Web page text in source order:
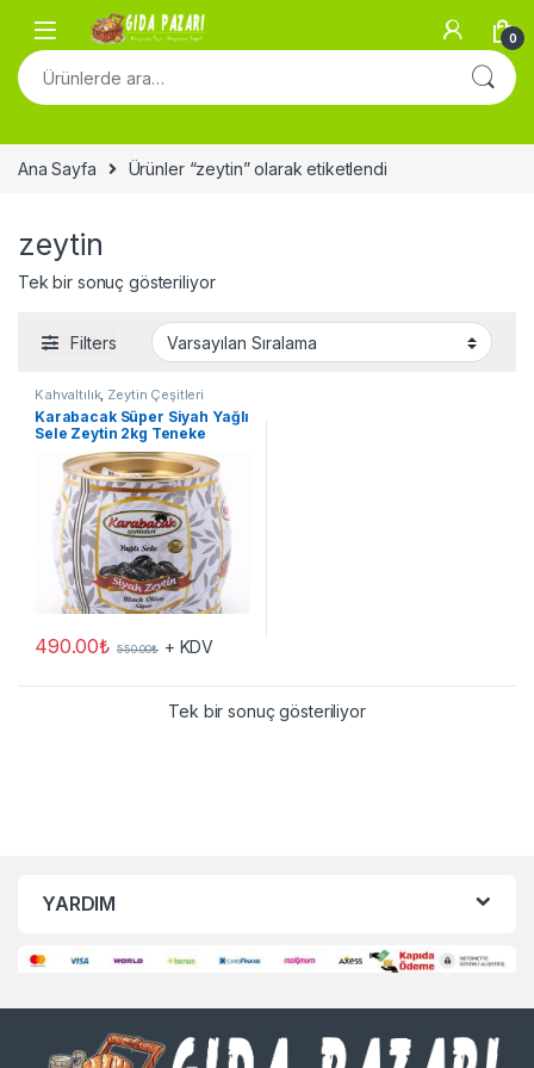
Skip to navigation
Skip to content
0
Ara:
Ana Sayfa Ürünler “zeytin” olarak etiketlendi
zeytin
Tek bir sonuç gösteriliyor
Filters
Kahvaltılık, Zeytin Çeşitleri
Karabacak Süper Siyah Yağlı
Sele Zeytin 2kg Teneke
490.00₺ 550.00₺ + KDV
Tek bir sonuç gösteriliyor
YARDIM